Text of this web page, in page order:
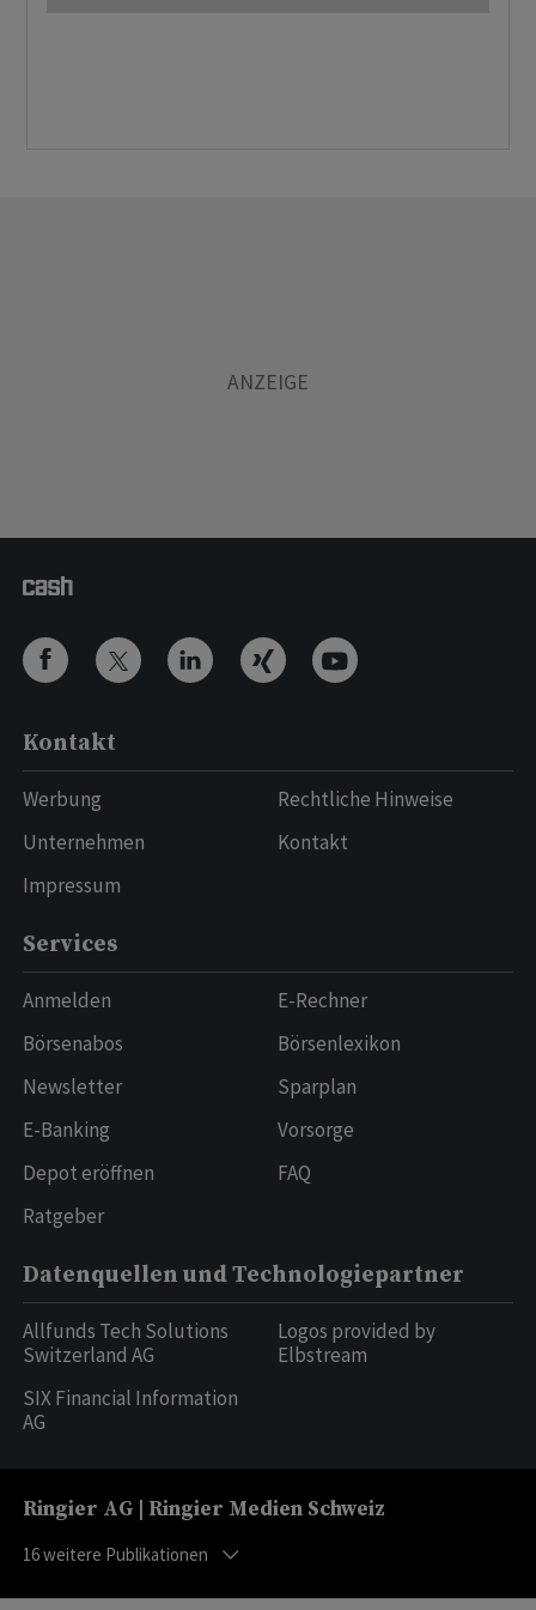
Kontakt
Werbung
Unternehmen
Impressum
Rechtliche Hinweise
Kontakt
Services
Anmelden
Börsenabos
Newsletter
E-Banking
Depot eröffnen
Ratgeber
E-Rechner
Börsenlexikon
Sparplan
Vorsorge
FAQ
Datenquellen und Technologiepartner
Allfunds Tech Solutions
Switzerland AG
SIX Financial Information
AG
Logos provided by
Elbstream
Ringier AG | Ringier Medien Schweiz
16weitere Publikationen